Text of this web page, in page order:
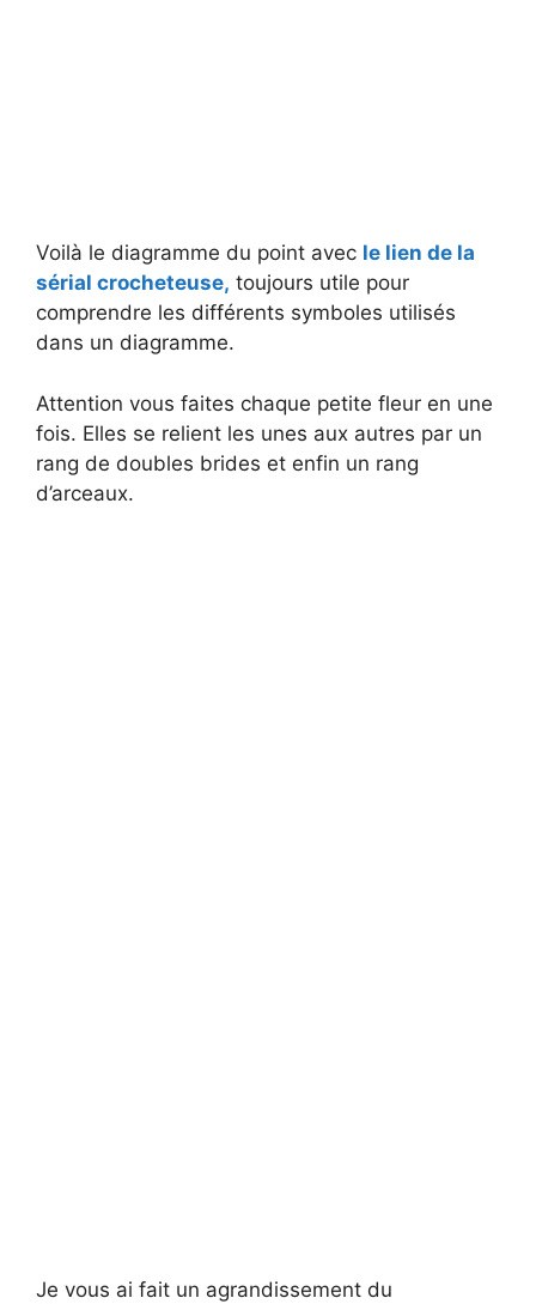
Voilà le diagramme du point avec le lien de la
sérial crocheteuse, toujours utile pour
comprendre les différents symboles utilisés
dans un diagramme.
Attention vous faites chaque petite fleur en une
fois. Elles se relient les unes aux autres par un
rang de doubles brides et enfin un rang
d’arceaux.
Je vous ai fait un agrandissement du